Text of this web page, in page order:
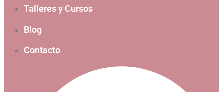
Talleres y Cursos
Blog
Contacto